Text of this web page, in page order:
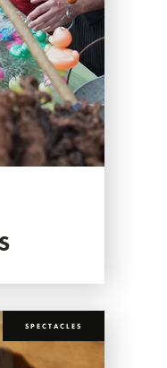
SPECTACLES